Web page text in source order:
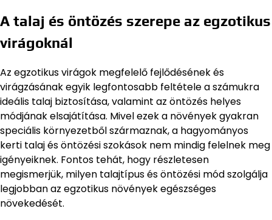
A talaj és öntözés szerepe az egzotikus
virágoknál
Az egzotikus virágok megfelelő fejlődésének és
virágzásának egyik legfontosabb feltétele a számukra
ideális talaj biztosítása, valamint az öntözés helyes
módjának elsajátítása. Mivel ezek a növények gyakran
speciális környezetből származnak, a hagyományos
kerti talaj és öntözési szokások nem mindig felelnek meg
igényeiknek. Fontos tehát, hogy részletesen
megismerjük, milyen talajtípus és öntözési mód szolgálja
legjobban az egzotikus növények egészséges
növekedését.